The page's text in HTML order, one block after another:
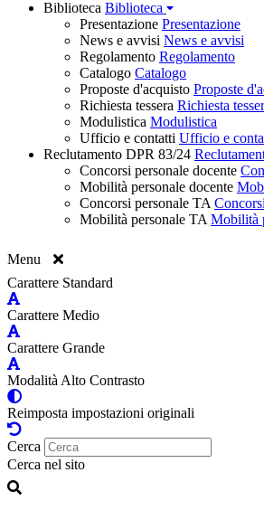
Biblioteca Biblioteca
Presentazione Presentazione
News e avvisi News e avvisi
Regolamento Regolamento
Catalogo Catalogo
Proposte d'acquisto Proposte
Richiesta tessera Richiesta
Modulistica Modulistica
Ufficio e contatti Ufficio e
Reclutamento DPR 83/24
Concorsi personale docente
Mobilità personale docente
Concorsi personale TA
Mobilità personale TA Mobilità
Menu
Carattere Standard
Carattere Medio
Carattere Grande
Modalità Alto Contrasto
Reimposta impostazioni originali
Cerca
Cerca nel sito